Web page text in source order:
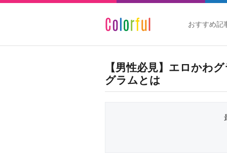
おすすめ記
【男性必見】エロかわ
グラムとは